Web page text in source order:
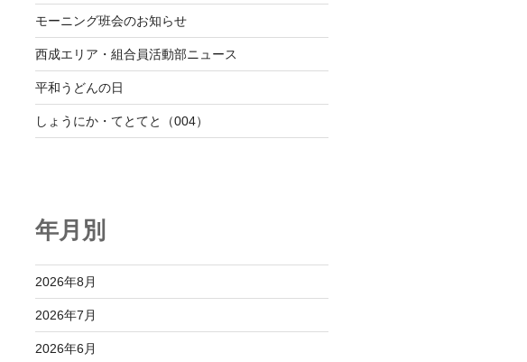
モーニング班会のお知らせ
西成エリア・組合員活動部ニュース
平和うどんの日
しょうにか・てとてと（004）
年月別
2026年8月
2026年7月
2026年6月